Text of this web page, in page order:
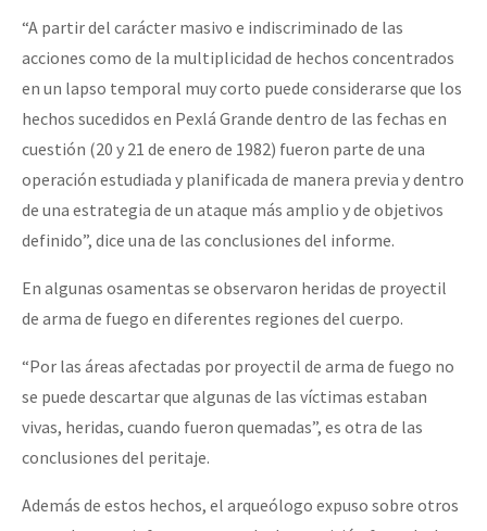
“A partir del carácter masivo e indiscriminado de las
acciones como de la multiplicidad de hechos concentrados
en un lapso temporal muy corto puede considerarse que los
hechos sucedidos en Pexlá Grande dentro de las fechas en
cuestión (20 y 21 de enero de 1982) fueron parte de una
operación estudiada y planificada de manera previa y dentro
de una estrategia de un ataque más amplio y de objetivos
definido”, dice una de las conclusiones del informe.
En algunas osamentas se observaron heridas de proyectil
de arma de fuego en diferentes regiones del cuerpo.
“Por las áreas afectadas por proyectil de arma de fuego no
se puede descartar que algunas de las víctimas estaban
vivas, heridas, cuando fueron quemadas”, es otra de las
conclusiones del peritaje.
Además de estos hechos, el arqueólogo expuso sobre otros